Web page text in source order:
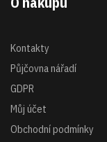
Kontakty
Půjčovna nářadí
GDPR
Můj účet
Obchodní podmínky